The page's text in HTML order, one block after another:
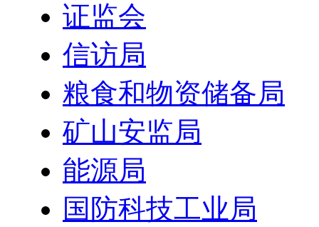
证监会
信访局
粮食和物资储备局
矿山安监局
能源局
国防科技工业局